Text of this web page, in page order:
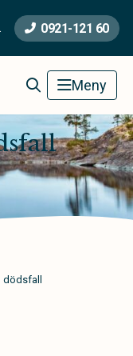
0921-121 60
Meny